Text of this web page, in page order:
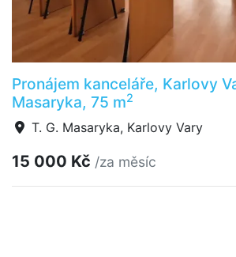
Pronájem kanceláře, Karlovy
Masaryka, 75 m2
T. G. Masaryka, Karlovy Vary
15 000 Kč /za měsíc